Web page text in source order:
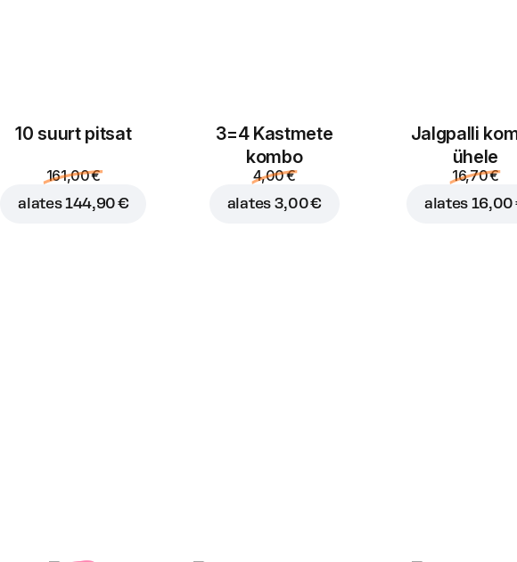
10 suurt pitsat
161,00 €
alates144,90 €
3=4 Kastmete
kombo
4,00 €
alates 3,00 €
Jalgpalli
ühele
16,70 €
alates 16,00